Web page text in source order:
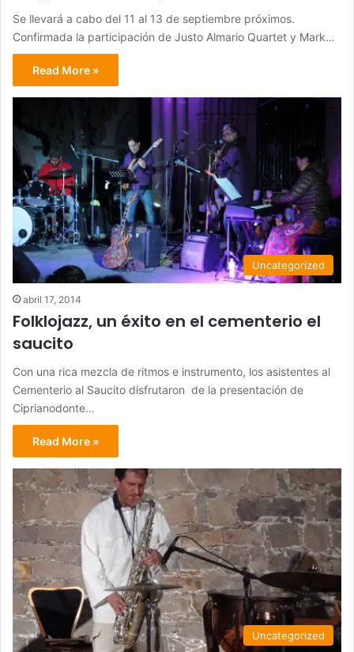
Se llevará a cabo del 11 al 13 de septiembre próximos.
Confirmada la participación de Justo Almario Quartet y Mark…
Read More »
Uncategorized
abril 17, 2014
Folklojazz, un éxito en el cementerio el
saucito
Con una rica mezcla de ritmos e instrumento, los asistentes al
Cementerio al Saucito disfrutaron de la presentación de
Ciprianodonte…
Read More »
Uncategorized